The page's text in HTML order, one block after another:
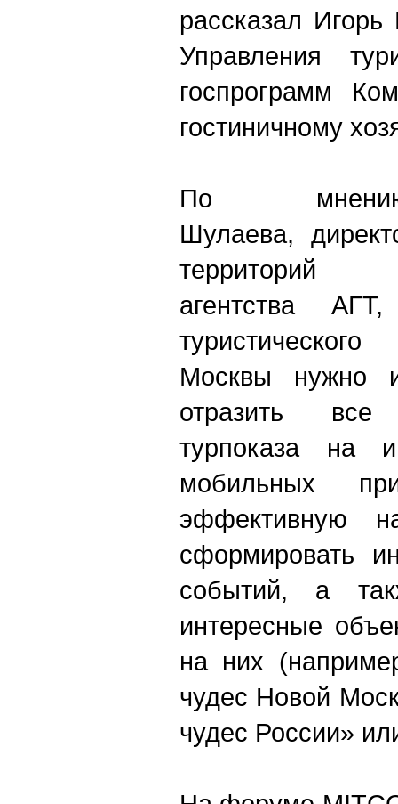
рассказал Игорь
Управления
госпрограмм
гостиничному
По
Шулаева,
территорий
агентства
Москвы нужно
отразить
турпоказа на
мобильных
эффективную
сформировать
событий, а
интересные
на них
чудес Новой
чудес России»